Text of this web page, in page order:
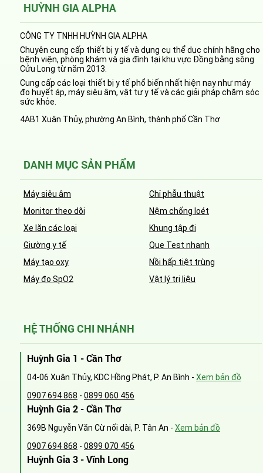
HUỲNH GIA ALPHA
CÔNG TY TNHH HUỲNH GIA ALPHA
Chuyên cung cấp thiết bị y tế và dụng cụ thể dục chính hãng cho
bệnh viện, phòng khám và gia đình tại khu vực Đồng bằng sông
Cửu Long từ năm 2013.
Cung cấp các loại thiết bị y tế phổ biến nhất hiện nay như máy
đo huyết áp, máy siêu âm, vật tư y tế và các giải pháp chăm sóc
sức khỏe.
4AB1 Xuân Thủy, phường An Bình, thành phố Cần Thơ
DANH MỤC SẢN PHẨM
Máy siêu âm
Monitor theo dõi
Xe lăn các loại
Giường y tế
Máy tạo oxy
Máy đo SpO2
Chỉ phẫu thuật
Nệm chống loét
Khung tập đi
Que Test nhanh
Nồi hấp tiệt trùng
Vật lý trị liệu
HỆ THỐNG CHI NHÁNH
Huỳnh Gia 1 - Cần Thơ
04-06 Xuân Thủy, KDC Hồng Phát, P. An Bình - Xem bản đồ
0907 694 868 - 0899 060 456
Huỳnh Gia 2 - Cần Thơ
369B Nguyễn Văn Cừ nối dài, P. Tân An - Xem bản đồ
0907 694 868 - 0899 070 456
Huỳnh Gia 3 - Vĩnh Long